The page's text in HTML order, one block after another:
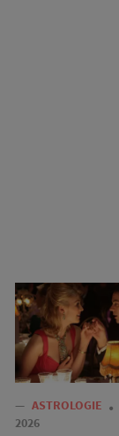
— ASTROLOGIE
2026